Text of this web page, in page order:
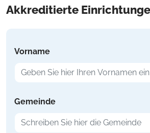
Akkreditierte
Vorname
Gemeinde